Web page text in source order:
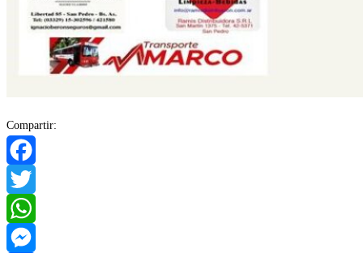
Compartir:
Facebook
Twitter
WhatsApp